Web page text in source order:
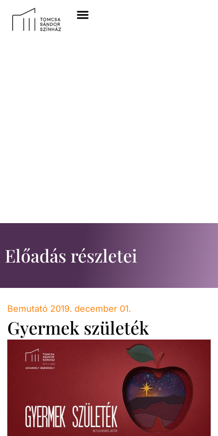
Előadás részletei
Bemutató 2019. december 01.
Gyermek születék